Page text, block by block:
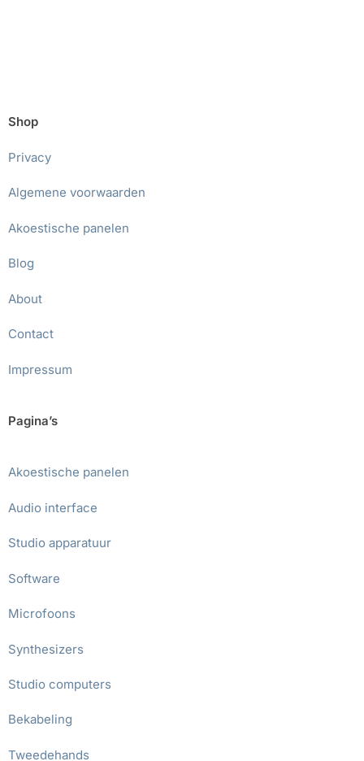
Shop
Privacy
Algemene voorwaarden
Akoestische panelen
Blog
About
Contact
Impressum
Pagina’s
Akoestische panelen
Audio interface
Studio apparatuur
Software
Microfoons
Synthesizers
Studio computers
Bekabeling
Tweedehands